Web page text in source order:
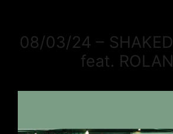
08/03/24 –
feat.